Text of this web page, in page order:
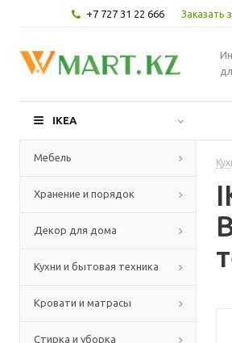
+7 727 31 22 666 Заказать
IKEA
Мебель
Хранение и порядок
Декор для дома
Кухни и бытовая техника
Кровати и матрасы
Стирка и уборка